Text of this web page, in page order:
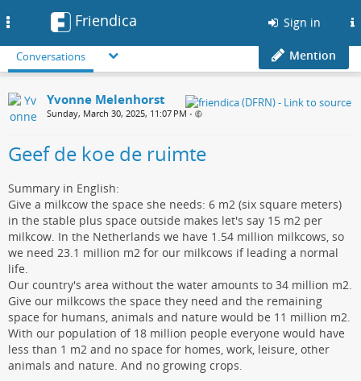
Friendica Sign in
Conversations Mention
Yvonne Melenhorst
Sunday, March 30, 2025, 11:07 PM •
Geef de koe de ruimte
Summary in English:
Give a milkcow the space she needs: 6 m2 (six square meters)
in the stable plus space outside makes let's say 15 m2 per
milkcow. In the Netherlands we have 1.54 million milkcows, so
we need 23.1 million m2 for our milkcows if leading a normal
life.
Our country's area without the water amounts to 34 million m2.
Give our milkcows the space they need and the remaining
space for humans, animals and nature would be 11 million m2.
With our population of 18 million people everyone would have
less than 1 m2 and no space for homes, work, leisure, other
animals and nature. And no growing crops.